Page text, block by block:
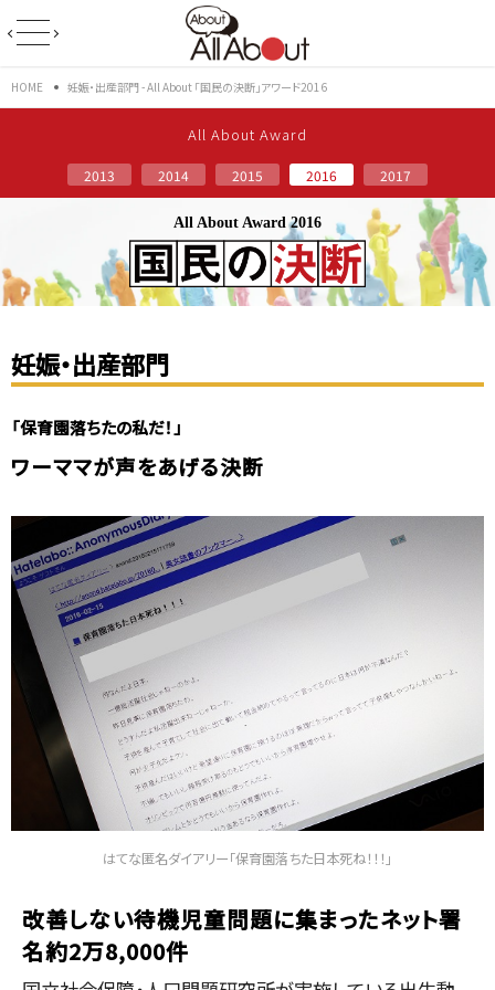
HOME 妊娠・出産部門 - All About 「国民の決断」アワード2016
All About Award
2013 2014 2015 2016 2017
All About Award 2016
妊娠・出産部門
「保育園落ちたの私だ！」
ワーママが声をあげる決断
はてな匿名ダイアリー「保育園落ちた日本死ね！！！」
改善しない待機児童問題に集まったネット署
名約2万8,000件